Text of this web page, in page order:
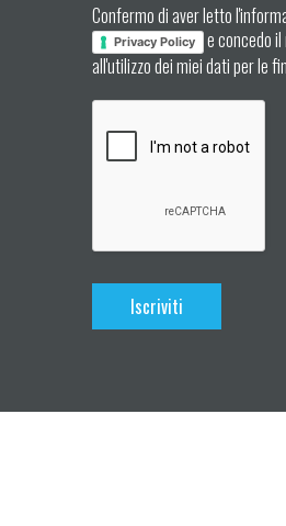
Confermo di aver letto
Privacy Policy
e concedo
all'utilizzo dei miei dati per le